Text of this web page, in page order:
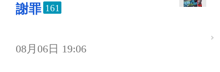
謝罪 161
08月06日 19:06